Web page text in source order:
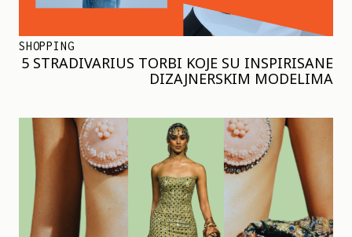
SHOPPING
5 STRADIVARIUS TORBI KOJE SU INSPIRISANE
DIZAJNERSKIM MODELIMA